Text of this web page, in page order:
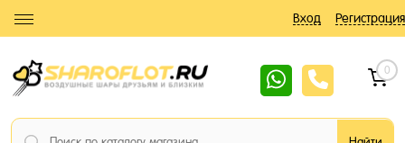
Вход Регистрация
0